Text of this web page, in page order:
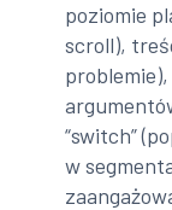
poziomie
scroll),
“switch”
w